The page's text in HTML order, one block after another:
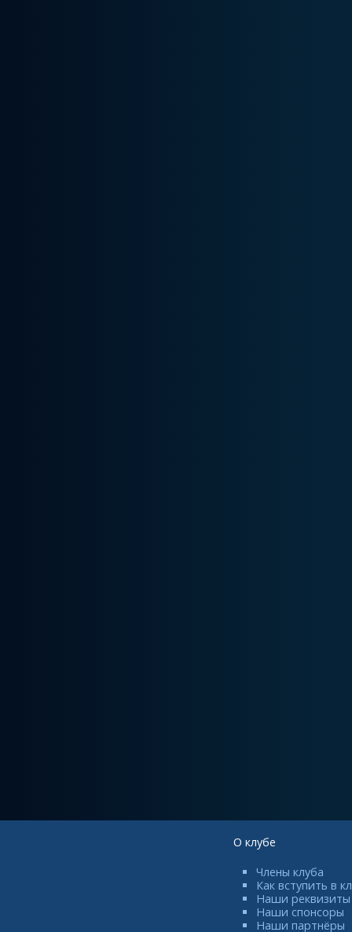
О клубе
Члены клуба
Как вступить в
Наши реквизиты
Наши спонсоры
Наши партнёры